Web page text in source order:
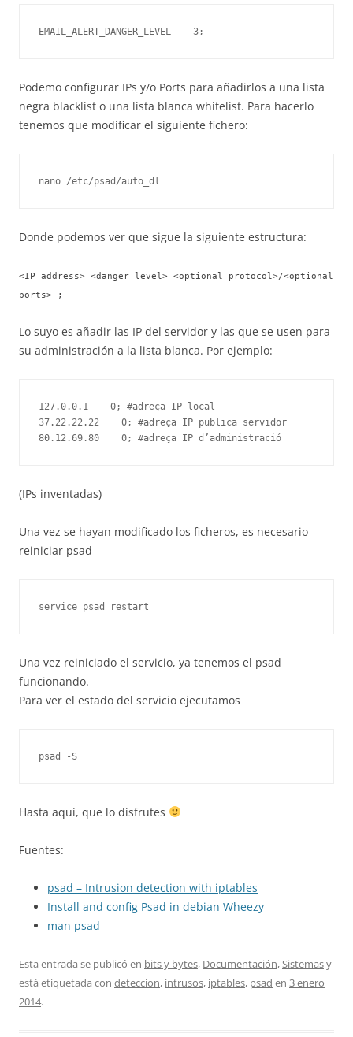
EMAIL_ALERT_DANGER_LEVEL    3;
Podemo configurar IPs y/o Ports para añadirlos a una lista
negra blacklist o una lista blanca whitelist. Para hacerlo
tenemos que modificar el siguiente fichero:
nano /etc/psad/auto_dl
Donde podemos ver que sigue la siguiente estructura:
<IP address> <danger level> <optional protocol>/<optional
ports> ;
Lo suyo es añadir las IP del servidor y las que se usen para
su administración a la lista blanca. Por ejemplo:
127.0.0.1    0; #adreça IP local
37.22.22.22    0; #adreça IP publica servidor
(IPs inventadas)
Una vez se hayan modificado los ficheros, es necesario
reiniciar psad
Una vez reiniciado el servicio, ya tenemos el psad
funcionando.
Para ver el estado del servicio ejecutamos
psad -S
Hasta aquí, que lo disfrutes
Fuentes:
psad – Intrusion detection with iptables
Install and config Psad in debian Wheezy
man psad
Esta entrada se publicó en bits y bytes, Documentación,Sistemasy
está etiquetada con deteccion, intrusos, iptables, psad en 3 enero
2014.